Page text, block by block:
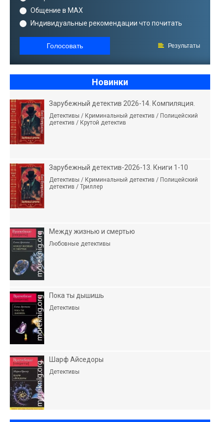
Общение в MAX
Индивидуальные рекомендации что почитать
Голосовать Результаты
Новинки
Зарубежный детектив 2026-14. Компиляция.
Детективы / Криминальный детектив / Полицейский
детектив / Крутой детектив
Зарубежный детектив-2026-13. Книги 1-10
Детективы / Криминальный детектив / Полицейский
детектив / Триллер
Между жизнью и смертью
Любовные детективы
Пока ты дышишь
Детективы
Шарф Айседоры
Детективы